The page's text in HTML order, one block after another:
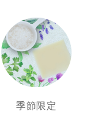
季節限定